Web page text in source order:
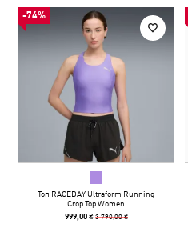
-74%
Топ RACEDAY Ultraform Running
Crop Top Women
999,00 ₴ 3 790,00 ₴